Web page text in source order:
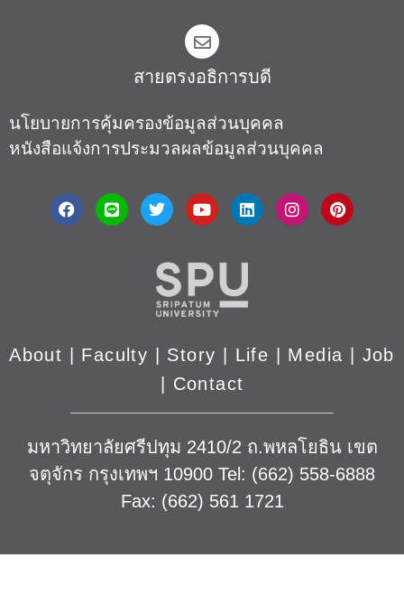
สายตรงอธิการบดี​
นโยบายการคุ้มครองข้อมูลส่วนบุคคล
หนังสือแจ้งการประมวลผลข้อมูลส่วนบุคคล
About Faculty Story | Life | Media
Job
Contact
มหาวิทยาลัยศรีปทุม 2410/2 ถ.พหลโยธิน เขต
จตุจักร กรุงเทพฯ 10900 Tel: (662) 558-6888
Fax: (662) 561 1721